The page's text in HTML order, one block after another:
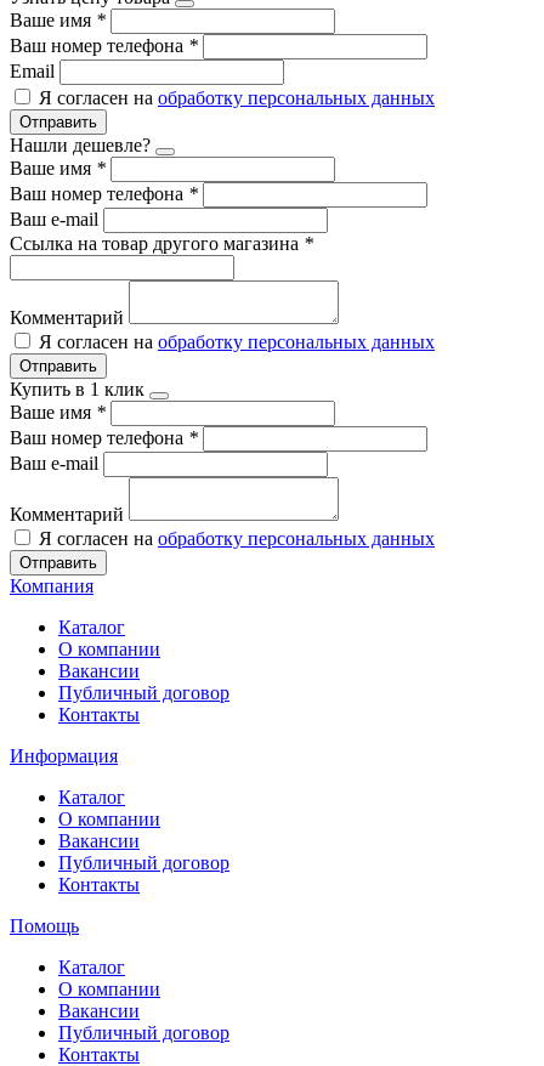
Ваше имя *
Ваш номер телефона *
Email
Я согласен на обработку персональных данных
Отправить
Нашли дешевле?
Ваше имя *
Ваш номер телефона *
Ваш e-mail
Ссылка на товар другого магазина *
Комментарий
Я согласен на обработку персональных данных
Отправить
Купить в 1 клик
Ваше имя *
Ваш номер телефона *
Ваш e-mail
Комментарий
Я согласен на обработку персональных данных
Отправить
Компания
Каталог
О компании
Вакансии
Публичный договор
Контакты
Информация
Каталог
О компании
Вакансии
Публичный договор
Контакты
Помощь
Каталог
О компании
Вакансии
Публичный договор
Контакты